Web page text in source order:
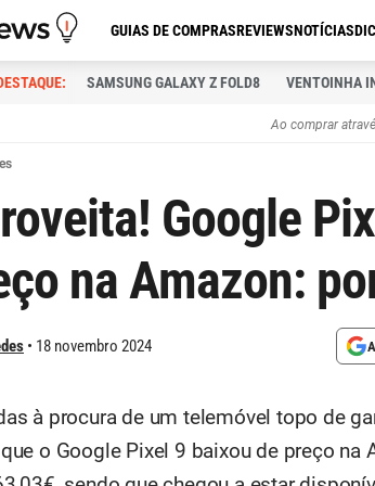
GUIAS DE COMPRASREVIEWSNOTÍCIAS
SAMSUNG GALAXY Z FOLD8 VENTOINHA
Ao comprar
Google
na Amazon:
18 novembro 2024
à procura de um telemóvel topo de
o Google Pixel 9 baixou de preço na